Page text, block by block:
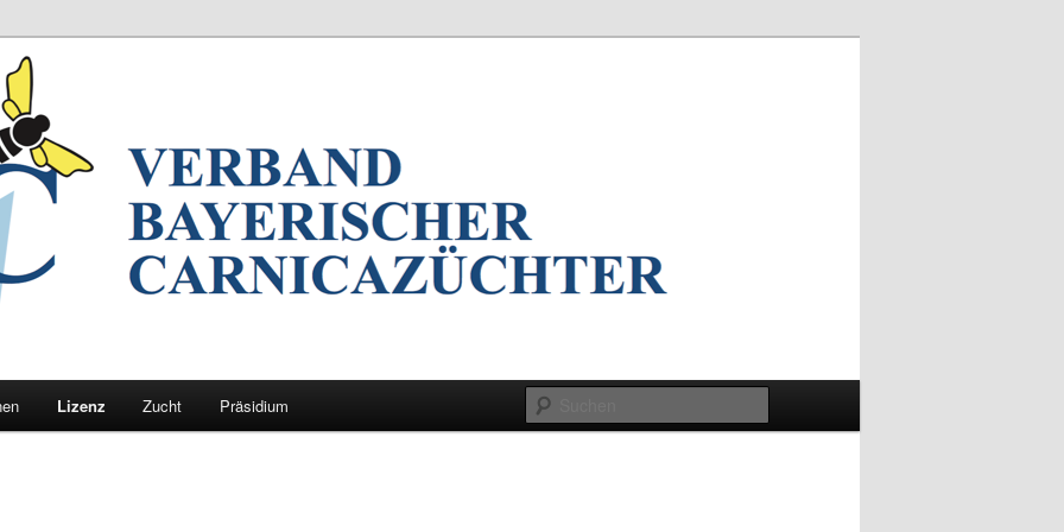
Carnicazüchter
Carnica in Bayern
Lizenz Zucht Präsidium